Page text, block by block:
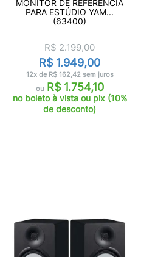
MONITOR DE REFERÊNCIA
PARA ESTÚDIO YAM...
(63400)
R$ 2.199,00
R$ 1.949,00
12x de R$ 162,42 sem juros
ouR$ 1.754,10
no boleto à vista ou pix (10%
de desconto)